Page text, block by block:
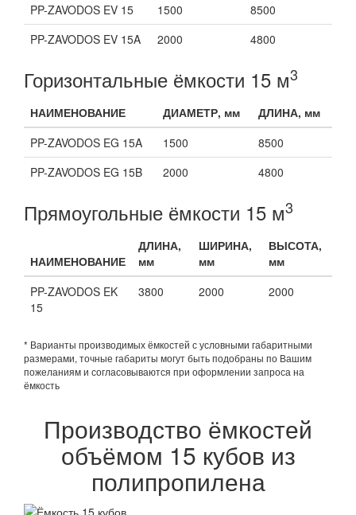
PP-ZAVODOS EV 15
1500
8500
PP-ZAVODOS EV 15A
2000 4800
Горизонтальные ёмкости 15 м3
НАИМЕНОВАНИЕ ДИАМЕТР, мм
ДЛИНА, мм
PP-ZAVODOS EG 15A
1500
8500
PP-ZAVODOS EG 15B
2000 4800
Прямоугольные ёмкости 15 м3
НАИМЕНОВАНИЕ
ДЛИНА,
мм
ШИРИНА,
мм
ВЫСОТА,
мм
PP-ZAVODOS EK
15
3800 2000 2000
* Варианты производимых ёмкостей с условными габаритными
размерами, точные габариты могут быть подобраны по Вашим
пожеланиям и согласовываются при оформлении запроса на
ёмкость
Производство ёмкостей
объёмом 15 кубов из
полипропилена